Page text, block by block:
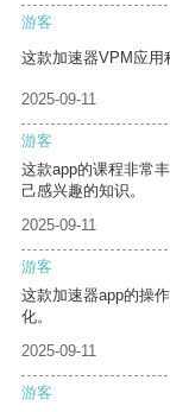
游客
这款加速器VPM应用
2025-09-11
游客
这款app的课程非常
己感兴趣的知识。
2025-09-11
游客
这款加速器app的操
化。
2025-09-11
游客